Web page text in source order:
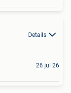
Details
26 jul 26